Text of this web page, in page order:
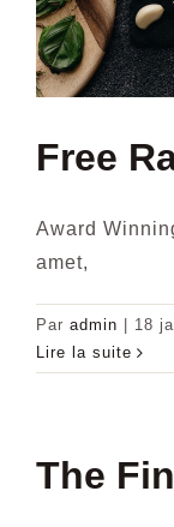
Free
Award
amet,
Par admin 18
Lire la suite
The